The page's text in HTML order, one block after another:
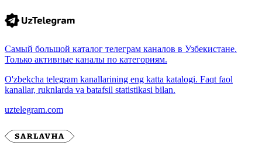
Самый большой каталог телеграм каналов в Узбекистане.
Только активные каналы по категориям.
O'zbekcha telegram kanallarining eng katta katalogi. Faqt faol
kanallar, ruknlarda va batafsil statistikasi bilan.
uztelegram.com